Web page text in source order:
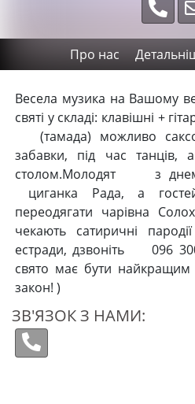
Про нас
Весела музика на Вашому
святі у складі: клавішні +
(тамада) можливо
забавки, під час танців,
столом.Молодят з днем
циганка Рада, а
переодягати чарівна
чекають сатиричні
естради, дзвоніть 096
свято має бути найкращим
закон! )
ЗВ'ЯЗОК З НАМИ: